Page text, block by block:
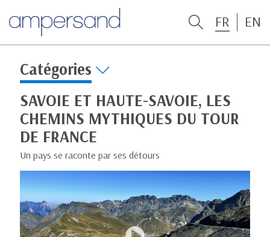
FR EN
Catégories
SAVOIE ET HAUTE-SAVOIE, LES
CHEMINS MYTHIQUES DU TOUR
DE FRANCE
Un pays se raconte par ses détours